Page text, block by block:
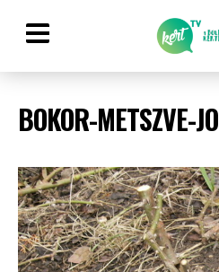
BOKOR-METSZVE-JO